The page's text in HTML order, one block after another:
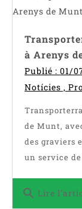
à Arenys
Publié : 01/
Notícies ,
de Munt,
des graviers
un service
search Lire